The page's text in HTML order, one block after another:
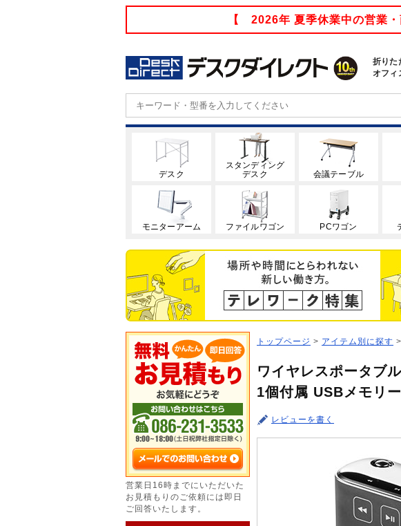
【 2026年 夏季休業中の営業
折りた
オフィ
デスク
スタンディング
デスク
会議テーブル
モニターアーム ファイルワゴン PCワゴン
営業日16時までにいただいた
お見積もりのご依頼には即日
ご回答いたします。
トップページ > アイテム別に探す >
ワイヤレスポータブ
1個付属 USBメモリ
レビューを書く